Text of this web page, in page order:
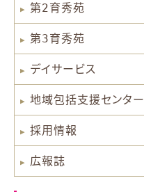
第2育秀苑
第3育秀苑
デイサービス
地域包括支援センター
採用情報
広報誌